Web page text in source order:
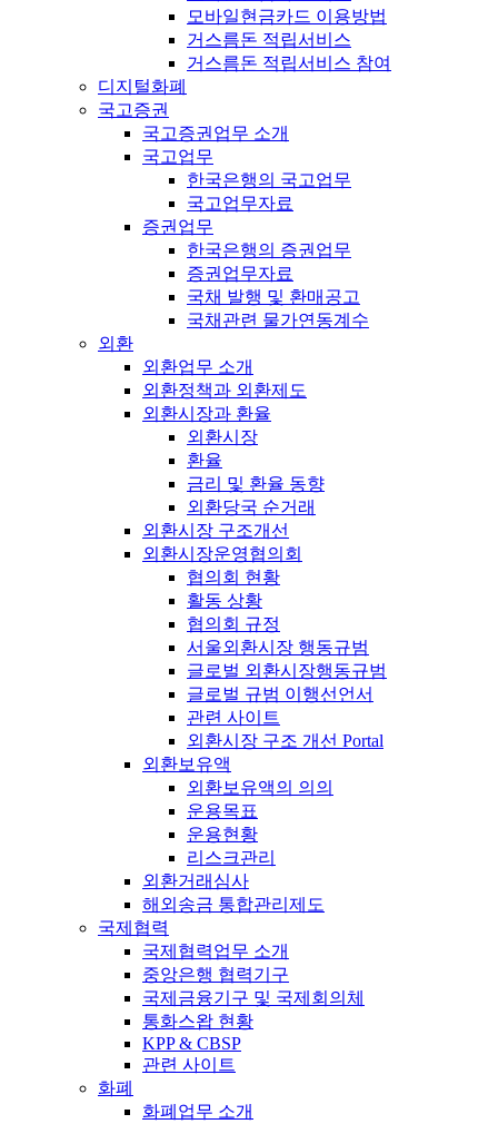
모바일현금카드 이용방법
거스름돈 적립서비스
거스름돈 적립서비스 참여
디지털화폐
국고증권
국고증권업무 소개
국고업무
한국은행의 국고업무
국고업무자료
증권업무
한국은행의 증권업무
증권업무자료
국채 발행 및 환매공고
국채관련 물가연동계수
외환
외환업무 소개
외환정책과 외환제도
외환시장과 환율
외환시장
환율
금리 및 환율 동향
외환당국 순거래
외환시장 구조개선
외환시장운영협의회
협의회 현황
활동 상황
협의회 규정
서울외환시장 행동규범
글로벌 외환시장행동규범
글로벌 규범 이행선언서
관련 사이트
외환시장 구조 개선 Portal
외환보유액
외환보유액의 의의
운용목표
운용현황
리스크관리
외환거래심사
해외송금 통합관리제도
국제협력
국제협력업무 소개
중앙은행 협력기구
국제금융기구 및 국제회의체
통화스왑 현황
KPP & CBSP
관련 사이트
화폐
화폐업무 소개